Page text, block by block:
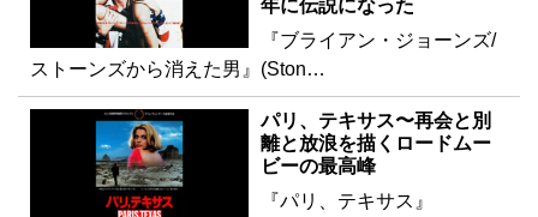
年に伝説になった
『ブライアン・ジョーンズ/
ストーンズから消えた男』(Ston…
パリ、テキサス〜再会と別
離と放浪を描くロードムー
ビーの最高峰
『パリ、テキサス』